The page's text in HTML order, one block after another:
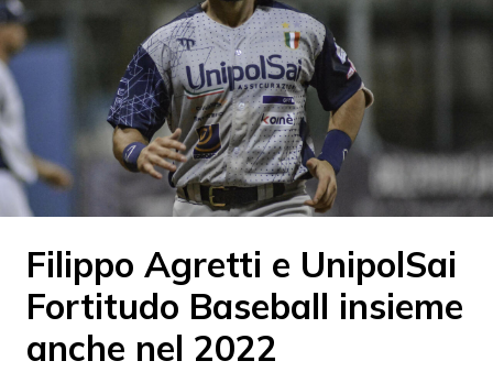
Filippo Agretti e UnipolSai
Fortitudo Baseball insieme
anche nel 2022